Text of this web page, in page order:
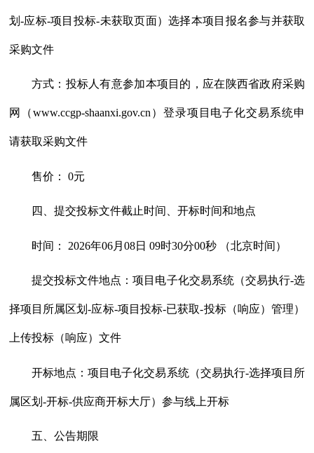
划-应标-项目投标-未获取页面）选择本项目报名参与并获取
采购文件
方式：投标人有意参加本项目的，应在陕西省政府采购
网（www.ccgp-shaanxi.gov.cn）登录项目电子化交易系统申
请获取采购文件
售价： 0元
四、提交投标文件截止时间、开标时间和地点
时间： 2026年06月08日 09时30分00秒 （北京时间）
提交投标文件地点：项目电子化交易系统（交易执行-选
择项目所属区划-应标-项目投标-已获取-投标（响应）管理）
上传投标（响应）文件
开标地点：项目电子化交易系统（交易执行-选择项目所
属区划-开标-供应商开标大厅）参与线上开标
五、公告期限